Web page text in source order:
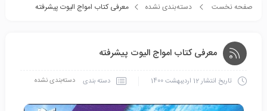
صفحه نخست دسته‌بندی نشده معرفی کتاب امواج الیوت پیشرفته
معرفی کتاب امواج الیوت پیشرفته
تاریخ انتشار12 اردیبهشت 1400 دسته بندی دسته‌بندی نشده